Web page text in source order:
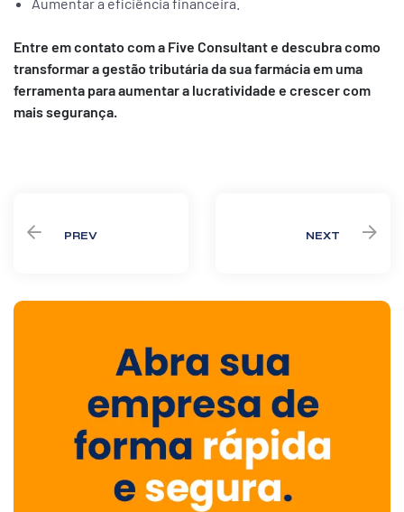
Entre em contato com a Five Consultant e descubra como
transformar a gestão tributária da sua farmácia em uma
ferramenta para aumentar a lucratividade e crescer com
mais segurança.
PREV NEXT